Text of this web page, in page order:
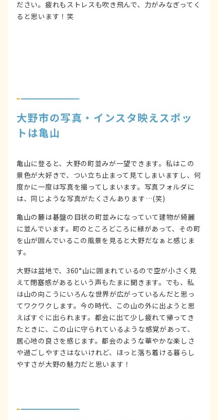
ださい。疲れもストレスも吹き飛んで、力がみなぎってく
ると思います！笑
大野市の写真・インスタ映えスポッ
トは亀山
亀山に登ると、大野の町並みが一望できます。私はこの
景色が大好きで、つい立ち止まって見てしまいますし、何
度かに一度は写真を撮ってしまいます。写真フォルダに
は、同じような写真がたくさんあります…(笑)
亀山の麓は碁盤の目状の町並みになっていて建物が綺麗
に並んでいます。町のところどころに緑があって、その町
を山が囲んでいるこの風景を見ると大野だなぁと感じま
す。
大野は盆地で、360°山に囲まれているので空が小さく見
えて閉塞感があるという声もたまに聞きます。でも、私
は山の向こうにいろんな世界が広がっているんだと思っ
てワクワクします。今の時代、この山の外に出ようと思
えばすぐに出られます。都会に出て少し疲れて帰ってき
たときに、この山に守られているような感覚があって、
居心地の良さを感じます。都会のような華やかな楽しさ
や過ごしやすさはないけれど、ほっと落ち着ける暮らし
やすさが大野の魅力だと思います！